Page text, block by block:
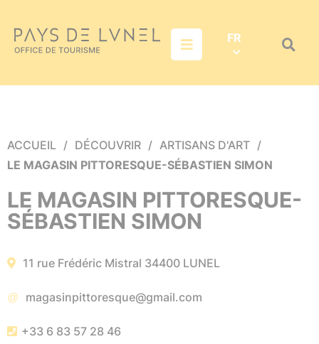
Aller à la recherche
Menu FR
ACCUEIL DÉCOUVRIR
ARTISANS D'ART
LE MAGASIN PITTORESQUE-SÉBASTIEN SIMON
LE MAGASIN PITTORESQUE-
SÉBASTIEN SIMON
11 rue Frédéric Mistral 34400 LUNEL
magasinpittoresque@gmail.com
+33 6 83 57 28 46